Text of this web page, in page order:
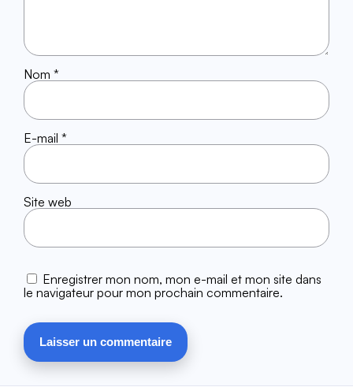
Nom *
E-mail *
Site web
Enregistrer mon nom, mon e-mail et mon site dans
le navigateur pour mon prochain commentaire.